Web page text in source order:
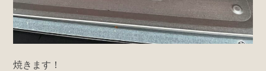
焼きます！